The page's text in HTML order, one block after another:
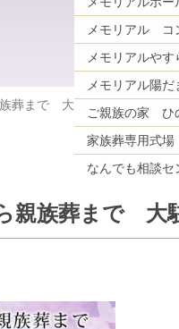
メモリアル陽だ
家族葬専用式場
なんでも相談セ
葬まで 大駐車場完備で広い
親族葬まで 大